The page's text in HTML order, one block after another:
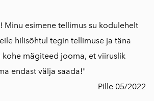
Minu esimene tellimus su kodulehelt
hilisõhtul tegin tellimuse ja täna
kohe mägiteed jooma, et viiruslik
endast välja saada!"
Pille 05/2022